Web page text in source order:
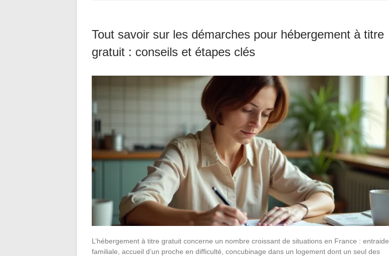
Tout savoir sur les démarches pour hébergement à titre
gratuit : conseils et étapes clés
L’hébergement à titre gratuit concerne un nombre croissant de situations en France : entraide
familiale, accueil d’un proche en difficulté, concubinage dans un logement dont un seul des